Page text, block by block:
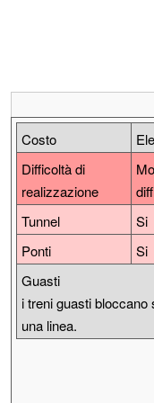
Costo
Difficoltà di
realizzazione
Tunnel
Si
Ponti
Si
Guasti
i treni guasti bloccano
una linea.